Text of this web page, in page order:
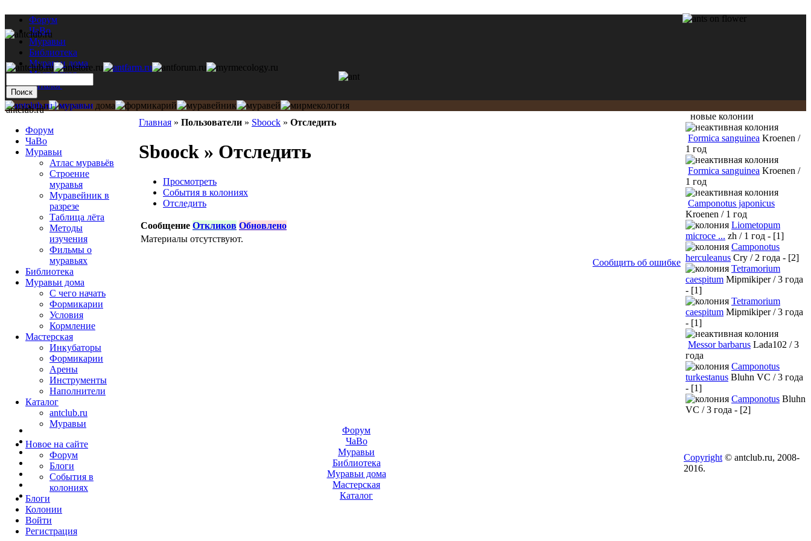
Форум
ЧаВо
Муравьи
Библиотека
Муравьи дома
Мастерская
Каталог
Главная » Пользователи » Sboock » Отследить
Sboock » Отследить
Просмотреть
События в колониях
Отследить
Сообщение Откликов Обновлено
Материалы отсутствуют.
Сообщить об ошибке
antclub.ru
Форум
ЧаВо
Муравьи
Атлас муравьёв
Строение
муравья
Муравейник в
разрезе
Таблица лёта
Методы
изучения
Фильмы о
муравьях
Библиотека
Муравьи дома
С чего начать
Формикарии
Условия
Кормление
Мастерская
Инкубаторы
Формикарии
Арены
Инструменты
Наполнители
Каталог
antclub.ru
Муравьи
Новое на сайте
Форум
Блоги
События в
колониях
Блоги
Колонии
Войти
Peгиcтpaция
новые колонии
Formica sanguinea Kroenen /
1 год
Formica sanguinea Kroenen /
1 год
Camponotus japonicus
Kroenen / 1 год
Liometopum
microce ... zh / 1 год - [1]
Camponotus
herculeanus Cry / 2 года - [2]
Tetramorium
caespitum Mipmikiper / 3 года
- [1]
Tetramorium
caespitum Mipmikiper / 3 года
- [1]
Messor barbarus Lada102 / 3
года
Camponotus
turkestanus Bluhn VC / 3 года
- [1]
Camponotus Bluhn
VC / 3 года - [2]
Форум
ЧаВо
Муравьи
Библиотека
Муравьи дома
Мастерская
Каталог
Copyright © antclub.ru, 2008-
2016.